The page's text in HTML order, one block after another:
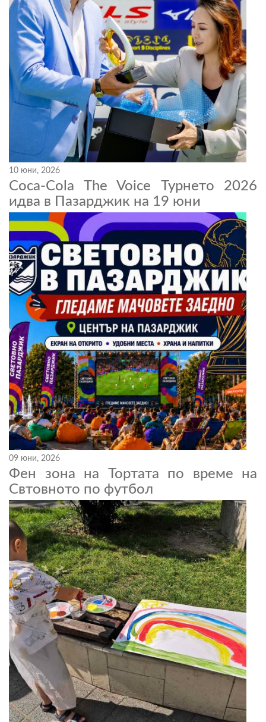
10 юни, 2026
Coca-Cola The Voice Турнето 2026
идва в Пазарджик на 19 юни
09 юни, 2026
Фен зона на Тортата по време на
Свтовното по футбол